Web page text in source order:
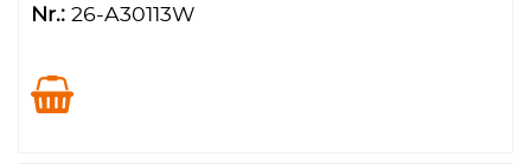
Nr.: 26-A30113W